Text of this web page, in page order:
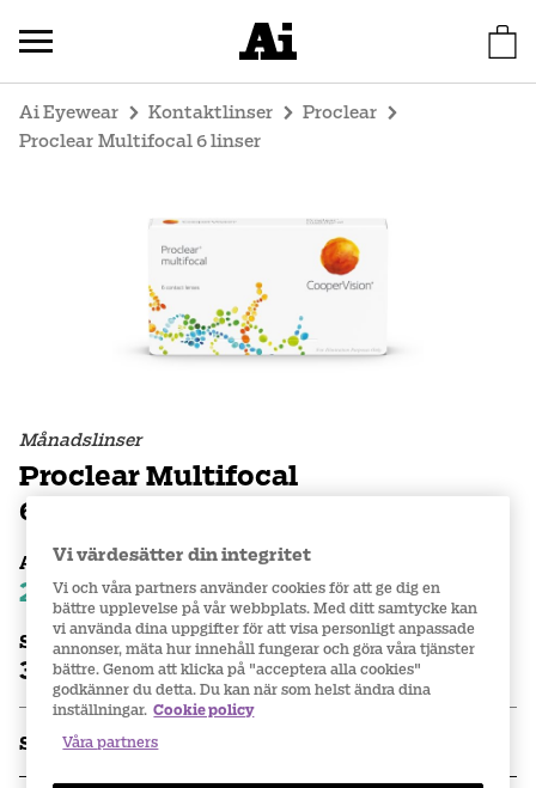
Ai Eyewear Kontaktlinser
Proclear
Proclear Multifocal 6 linser
Månadslinser
Proclear Multifocal
6 linser
Abonnemangspris
299 kr per ask
Styckpris
385 kr per ask
Specifikationer
Vi värdesätter din integritet
Vi och våra partners använder cookies för att ge dig en
bättre upplevelse på vår webbplats. Med ditt samtycke kan
vi använda dina uppgifter för att visa personligt anpassade
annonser, mäta hur innehåll fungerar och göra våra tjänster
bättre. Genom att klicka på "acceptera alla cookies"
godkänner du detta. Du kan när som helst ändra dina
inställningar. Cookie policy
Våra partners